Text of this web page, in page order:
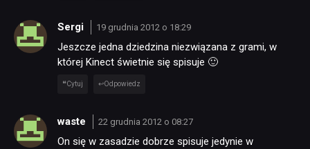
Sergi 19 grudnia 2012 o 18:29
Jeszcze jedna dziedzina niezwiązana z grami, w
której Kinect świetnie się spisuje 🙂
Cytuj Odpowiedz
waste 22 grudnia 2012 o 08:27
On się w zasadzie dobrze spisuje jedynie w